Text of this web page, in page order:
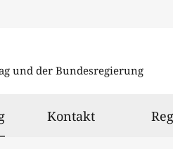
und der Bundesregierung
ausgewählt
Kontakt